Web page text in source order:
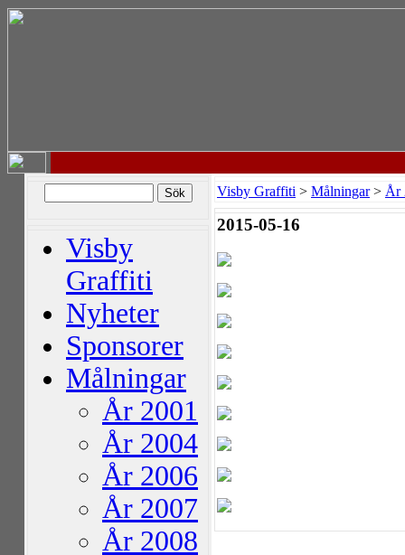
Visby
Graffiti
Nyheter
Sponsorer
Målningar
År 2001
År 2004
År 2006
År 2007
År 2008
Visby Graffiti > Målningar> År
2015-05-16